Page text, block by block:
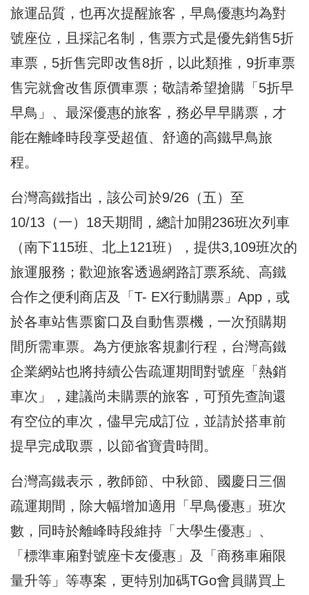
旅運品質，也再次提醒旅客，早鳥優惠均為對
號座位，且採記名制，售票方式是優先銷售5折
車票，5折售完即改售8折，以此類推，9折車票
售完就會改售原價車票；敬請希望搶購「5折早
早鳥」、最深優惠的旅客，務必早早購票，才
能在離峰時段享受超值、舒適的高鐵早鳥旅
程。
台灣高鐵指出，該公司於9/26（五）至
10/13（一）18天期間，總計加開236班次列車
（南下115班、北上121班），提供3,109班次的
旅運服務；歡迎旅客透過網路訂票系統、高鐵
合作之便利商店及「T- EX行動購票」App，或
於各車站售票窗口及自動售票機，一次預購期
間所需車票。為方便旅客規劃行程，台灣高鐵
企業網站也將持續公告疏運期間對號座「熱銷
車次」，建議尚未購票的旅客，可預先查詢還
有空位的車次，儘早完成訂位，並請於搭車前
提早完成取票，以節省寶貴時間。
台灣高鐵表示，教師節、中秋節、國慶日三個
疏運期間，除大幅增加適用「早鳥優惠」班次
數，同時於離峰時段維持「大學生優惠」、
「標準車廂對號座卡友優惠」及「商務車廂限
量升等」等專案，更特別加碼TGo會員購買上